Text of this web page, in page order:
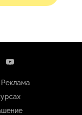
Реклама